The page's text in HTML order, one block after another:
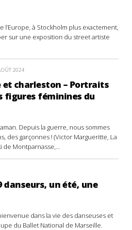
l’Europe, à Stockholm plus exactement,
sur une exposition du street artiste
2024
et charleston – Portraits
figures féminines du
Depuis la guerre, nous sommes
des garçonnes ! (Victor Margueritte, La
de Montparnasse,...
danseurs, un été, une
dans la vie des danseuses et
du Ballet National de Marseille.